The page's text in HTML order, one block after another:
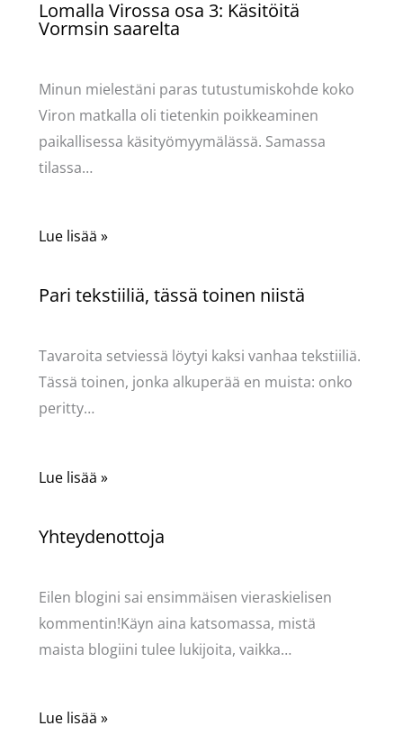
Lomalla Virossa osa 3: Käsitöitä
Vormsin saarelta
Minun mielestäni paras tutustumiskohde koko
Viron matkalla oli tietenkin poikkeaminen
paikallisessa käsityömyymälässä. Samassa
tilassa…
Lue lisää »
Pari tekstiiliä, tässä toinen niistä
Tavaroita setviessä löytyi kaksi vanhaa tekstiiliä.
Tässä toinen, jonka alkuperää en muista: onko
peritty…
Lue lisää »
Yhteydenottoja
Eilen blogini sai ensimmäisen vieraskielisen
kommentin!Käyn aina katsomassa, mistä
maista blogiini tulee lukijoita, vaikka…
Lue lisää »